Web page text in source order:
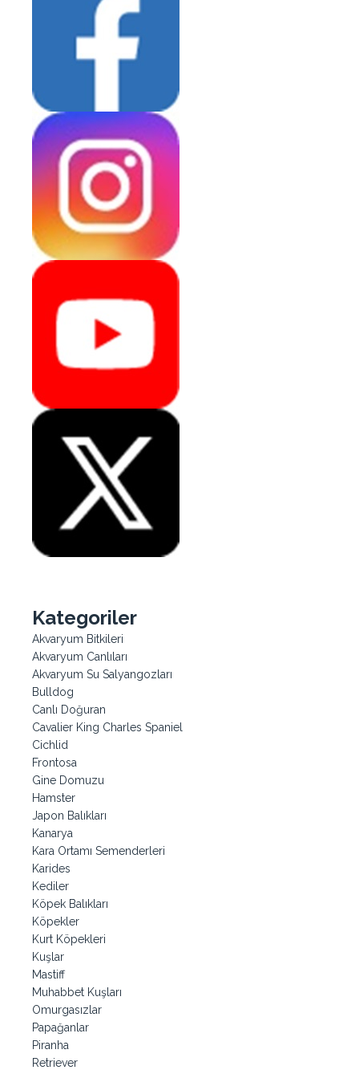
Kategoriler
Akvaryum Bitkileri
Akvaryum Canlıları
Akvaryum Su Salyangozları
Bulldog
Canlı Doğuran
Cavalier King Charles Spaniel
Cichlid
Frontosa
Gine Domuzu
Hamster
Japon Balıkları
Kanarya
Kara Ortamı Semenderleri
Karides
Kediler
Köpek Balıkları
Köpekler
Kurt Köpekleri
Kuşlar
Mastiff
Muhabbet Kuşları
Omurgasızlar
Papağanlar
Piranha
Retriever